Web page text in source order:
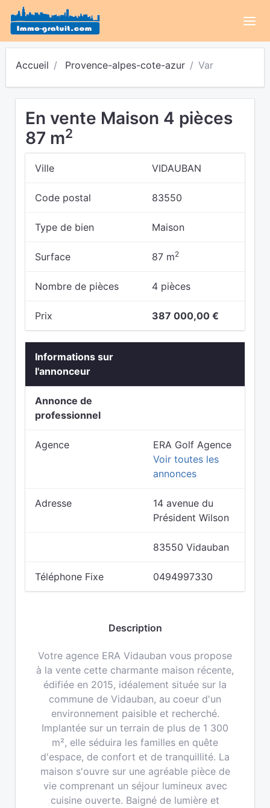
Accueil Provence-alpes-cote-azur Var
En vente Maison 4 pièces
87 m2
Ville VIDAUBAN
Code postal 83550
Type de bien Maison
Surface 87 m2
Nombre de pièces 4 pièces
Prix 387 000,00 €
Informations sur
l'annonceur
Annonce de
professionnel
Agence
ERA Golf Agence
Voir toutes les
annonces
Adresse
14 avenue du
Président Wilson
83550 Vidauban
Téléphone Fixe 0494997330
Description
Votre agence ERA Vidauban vous propose
à la vente cette charmante maison récente,
édifiée en 2015, idéalement située sur la
commune de Vidauban, au coeur d'un
environnement paisible et recherché.
Implantée sur un terrain de plus de 1 300
m², elle séduira les familles en quête
d'espace, de confort et de tranquillité. La
maison s'ouvre sur une agréable pièce de
vie comprenant un séjour lumineux avec
cuisine ouverte. Baigné de lumière et